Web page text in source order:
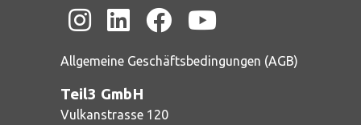
Allgemeine Geschäftsbedingungen (AGB)
Teil3 GmbH
Vulkanstrasse 120